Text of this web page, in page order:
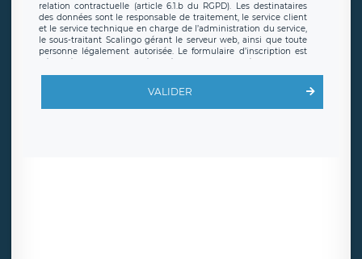
relation contractuelle (article 6.1.b du RGPD). Les destinataires
des données sont le responsable de traitement, le service client
et le service technique en charge de l’administration du service,
le sous-traitant Scalingo gérant le serveur web, ainsi que toute
personne légalement autorisée. Le formulaire d’inscription est
offrant desclauses de protection conformes au RGPD. Les
en sollicite la suppression, étant entendu que vous pouvez
demander la suppression de vos données et retirer votre
VALIDER